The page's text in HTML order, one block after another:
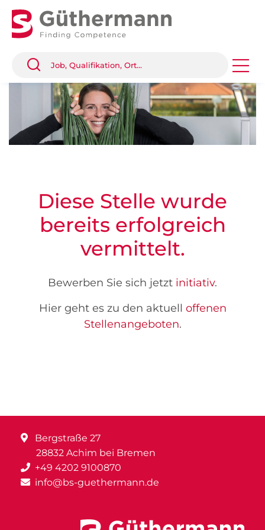
Diese Stelle wurde
bereits erfolgreich
vermittelt.
Bewerben Sie sich jetzt initiativ.
Hier geht es zu den aktuell offenen
Stellenangeboten.
Bergstraße 27
28832 Achim bei Bremen
+49 4202 9100870
info@bs-guethermann.de